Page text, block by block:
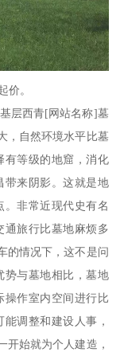
价。
层西青[网站名称]墓
，自然环境水平比墓
有等级的地窟，消化
带来阴影。这就是地
。非常近现代史有名
通旅行比墓地麻烦多
的情况下，这不是问
势与墓地相比，墓地
操作室内空间进行比
调整和建设人事，
开始就为个人建造，